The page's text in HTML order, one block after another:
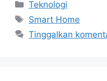
Kategori
Teknologi
Tag
Smart Home
Tinggalkan